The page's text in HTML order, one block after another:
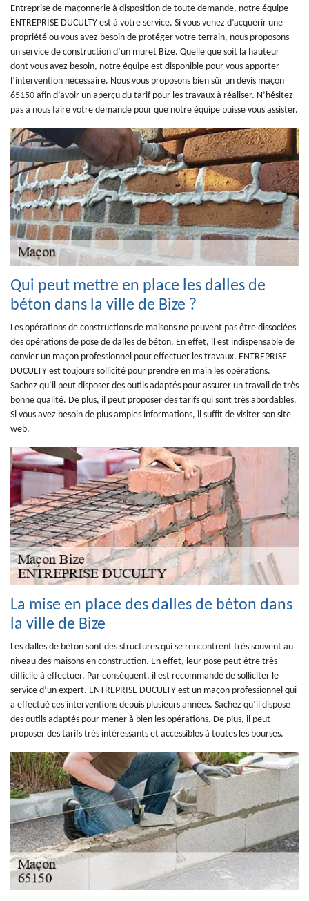
Entreprise de maçonnerie à disposition de toute demande, notre équipe
ENTREPRISE DUCULTY est à votre service. Si vous venez d’acquérir une
propriété ou vous avez besoin de protéger votre terrain, nous proposons
un service de construction d’un muret Bize. Quelle que soit la hauteur
dont vous avez besoin, notre équipe est disponible pour vous apporter
l’intervention nécessaire. Nous vous proposons bien sûr un devis maçon
65150 afin d’avoir un aperçu du tarif pour les travaux à réaliser. N’hésitez
pas à nous faire votre demande pour que notre équipe puisse vous assister.
Qui peut mettre en place les dalles de
béton dans la ville de Bize ?
Les opérations de constructions de maisons ne peuvent pas être dissociées
des opérations de pose de dalles de béton. En effet, il est indispensable de
convier un maçon professionnel pour effectuer les travaux. ENTREPRISE
DUCULTY est toujours sollicité pour prendre en main les opérations.
Sachez qu’il peut disposer des outils adaptés pour assurer un travail de très
bonne qualité. De plus, il peut proposer des tarifs qui sont très abordables.
Si vous avez besoin de plus amples informations, il suffit de visiter son site
web.
La mise en place des dalles de béton dans
la ville de Bize
Les dalles de béton sont des structures qui se rencontrent très souvent au
niveau des maisons en construction. En effet, leur pose peut être très
difficile à effectuer. Par conséquent, il est recommandé de solliciter le
service d’un expert. ENTREPRISE DUCULTY est un maçon professionnel qui
a effectué ces interventions depuis plusieurs années. Sachez qu’il dispose
des outils adaptés pour mener à bien les opérations. De plus, il peut
proposer des tarifs très intéressants et accessibles à toutes les bourses.